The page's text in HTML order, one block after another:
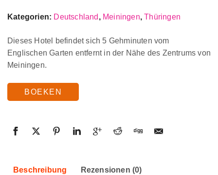
Kategorien: Deutschland , Meiningen,Thüringen
Dieses Hotel befindet sich 5 Gehminuten vom
Englischen Garten entfernt in der Nähe des Zentrums von
Meiningen.
BOEKEN
Beschreibung Rezensionen (0)